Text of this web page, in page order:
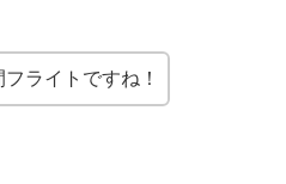
ライトですね！